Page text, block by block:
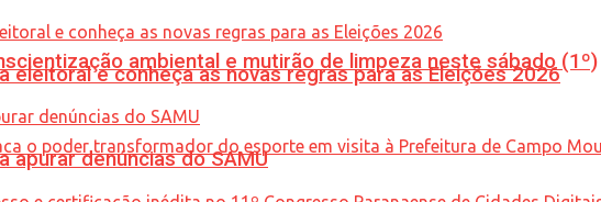
ambiental e mutirão de limpeza neste sábado (1º)
eleitoral e conheça as novas regras para as Eleições 2026
apurar denúncias do SAMU